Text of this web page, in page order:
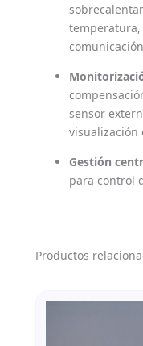
sensor
visualización
Gestión
para control
Productos